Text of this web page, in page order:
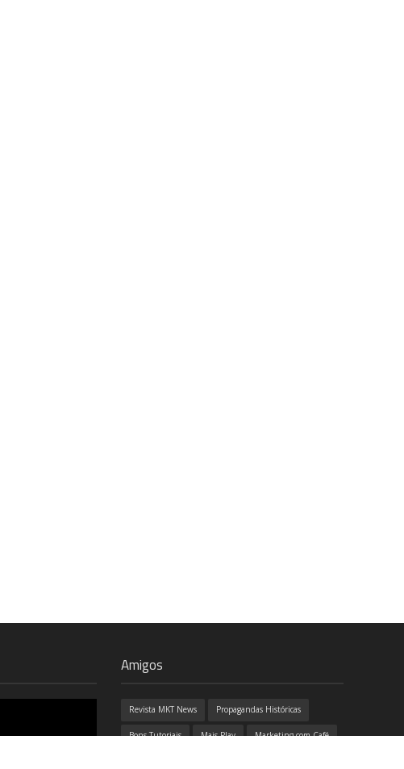
Amigos
Revista MKT News Propagandas Históricas
Bons Tutoriais Mais Play Marketing com Café